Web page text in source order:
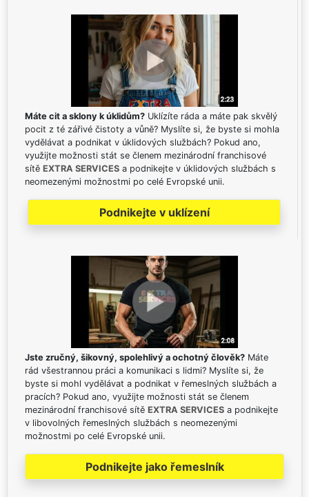
Máte cit a sklony k úklidům? Uklízíte ráda a máte pak skvělý
pocit z té zářivé čistoty a vůně? Myslíte si, že byste si mohla
vydělávat a podnikat v úklidových službách? Pokud ano,
využijte možnosti stát se členem mezinárodní franchisové
sítě EXTRA SERVICES a podnikejte v úklidových službách s
neomezenými možnostmi po celé Evropské unii.
Podnikejte v uklízení
Jste zručný, šikovný, spolehlivý a ochotný člověk? Máte
rád všestrannou práci a komunikaci s lidmi? Myslíte si, že
byste si mohl vydělávat a podnikat v řemeslných službách a
pracích? Pokud ano, využijte možnosti stát se členem
mezinárodní franchisové sítě EXTRA SERVICES a podnikejte
v libovolných řemeslných službách s neomezenými
možnostmi po celé Evropské unii.
Podnikejte jako řemeslník